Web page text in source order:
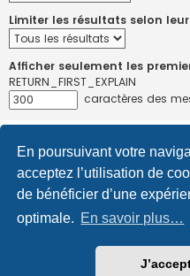
En poursuivant votre
acceptez l’utilisation de
de bénéficier d’une
optimale. En savoir plus…
Limiter les résultats selon
Afficher seulement les
RETURN_FIRST_EXPLAIN
caractères des
Accueil du forum